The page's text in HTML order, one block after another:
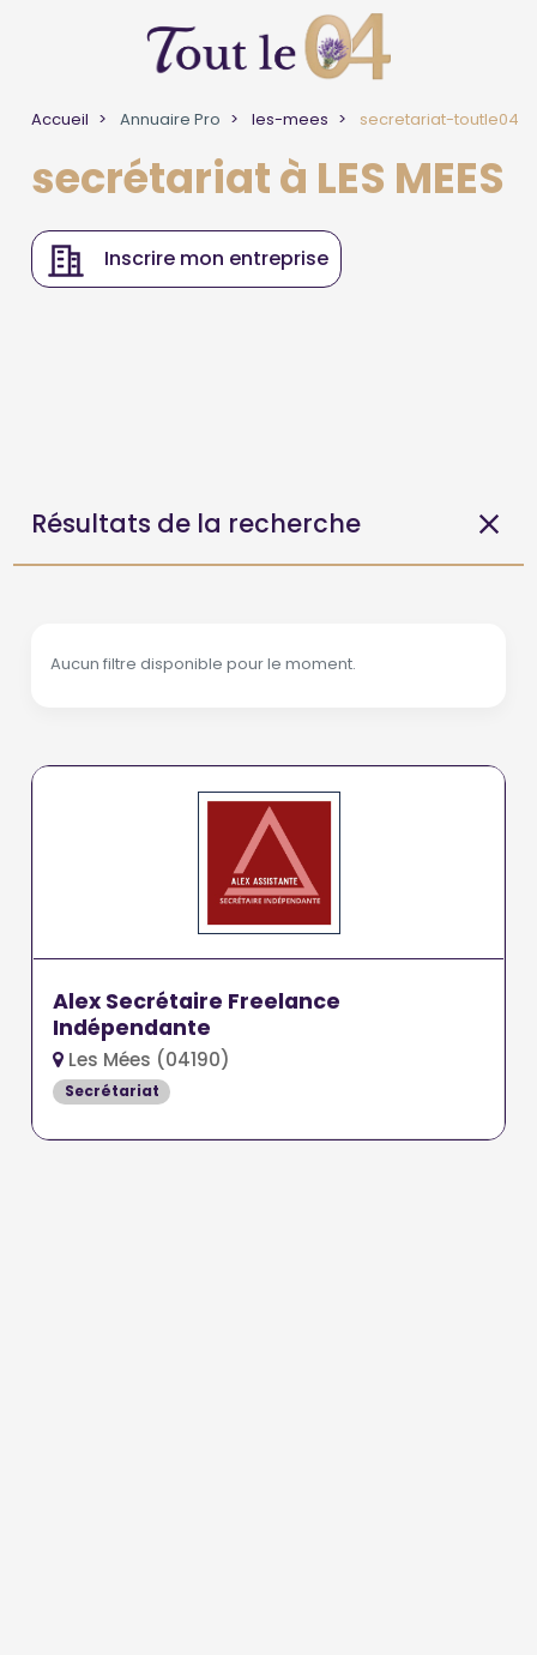
Accueil Annuaire Pro les-mees secretariat-toutle04
secrétariat à LES MEES
Inscrire mon entreprise
Résultats de la recherche
Aucun filtre disponible pour le moment.
Alex Secrétaire Freelance
Indépendante
Les Mées (04190)
Secrétariat